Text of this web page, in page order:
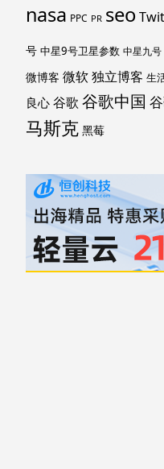
nasa PPC PR seo
号 中星9号卫星参数 中星九号
微博客 微软独立博客 生
良心 谷歌 谷歌中国
马斯克 黑莓